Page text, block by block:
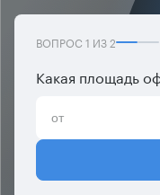
ВОПРОС 1 ИЗ2
Какая площадь